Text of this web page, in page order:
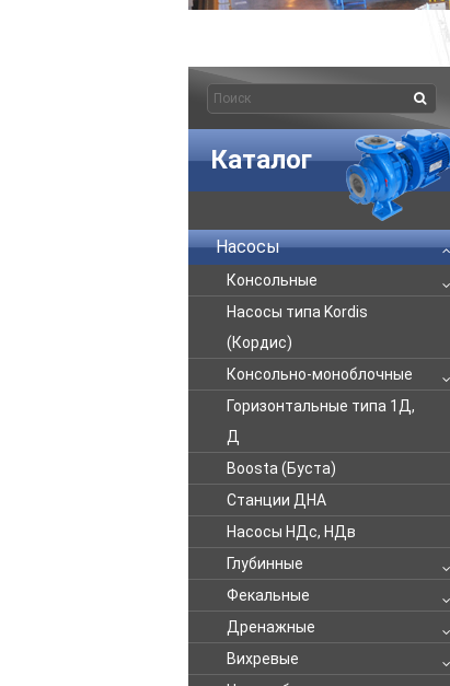
Каталог
Насосы
Консольные
Насосы типа Kordis
(Кордис)
Консольно-моноблочные
Горизонтальные типа 1Д,
Д
Boosta (Буста)
Станции ДНА
Насосы НДс, НДв
Глубинные
Фекальные
Дренажные
Вихревые